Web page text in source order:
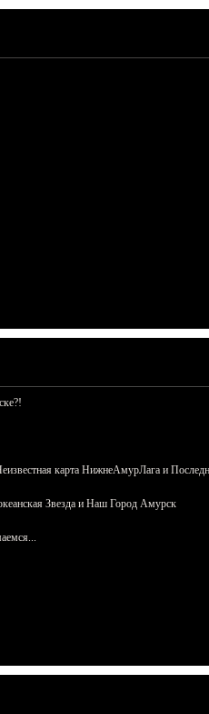
карта НижнеАмурЛага и
Звезда и Наш Город Амурск